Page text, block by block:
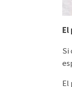
El
Si
El